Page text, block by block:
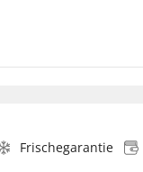
Frischegarantie